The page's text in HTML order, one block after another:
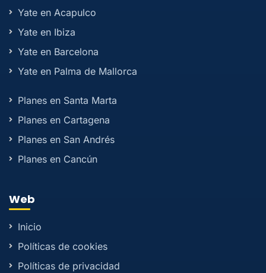
Yate en Acapulco
Yate en Ibiza
Yate en Barcelona
Yate en Palma de Mallorca
Planes en Santa Marta
Planes en Cartagena
Planes en San Andrés
Planes en Cancún
Web
Inicio
Políticas de cookies
Políticas de privacidad